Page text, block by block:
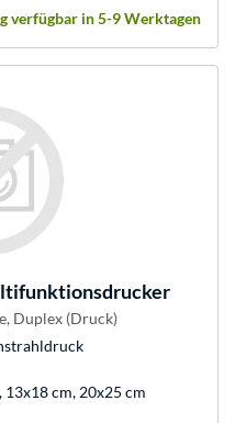
verfügbar in 5-9 Werktagen
Duplex (Druck)
13x18 cm, 20x25 cm